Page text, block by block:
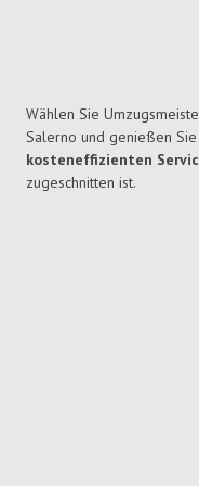
Wählen Sie
Salerno und genießen
kosteneffizienten
zugeschnitten ist.